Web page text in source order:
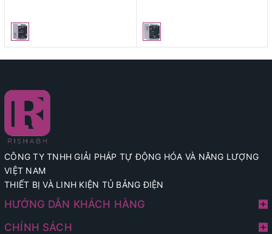
CÔNG TY TNHH GIẢI PHÁP TỰ ĐỘNG HÓA VÀ NĂNG LƯỢNG
VIỆT NAM
THIẾT BỊ VÀ LINH KIỆN TỦ BẢNG ĐIỆN
HƯỚNG DẪN KHÁCH HÀNG
CHÍNH SÁCH